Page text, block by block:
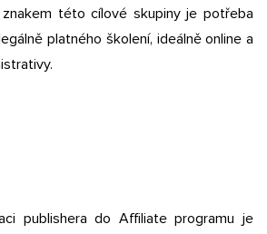
této cílové skupiny je potřeba
platného školení, ideálně online a
publishera do Affiliate programu je